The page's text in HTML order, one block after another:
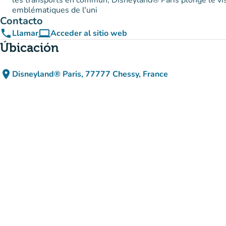
emblématiques de l'uni
Contacto
phoneLlamarcomputerAcceder al sitio web
(nueva pestaña)
Úbicación
place Disneyland® Paris, 77777 Chessy, France
(abrir en Google Maps)
(nueva pestaña)